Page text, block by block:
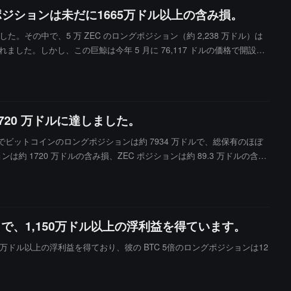
ションは未だに1665万ドル以上の含み損。
。その中で、5 万 ZEC のロングポジション（約 2,238 万ドル）は
した。しかし、この巨鯨は今年 5 月に 76,117 ドルの価格で開設し
万ドルに達しました。
ットコインのロングポジションは約 7934 万ドルで、総保有のほぼ
は約 1720 万ドルの含み損、ZEC ポジションは約 89.3 万ドルの含み
、1,150万ドル以上の浮利益を得ています。
ル以上の浮利益を得ており、彼の BTC 5倍のロングポジションは12